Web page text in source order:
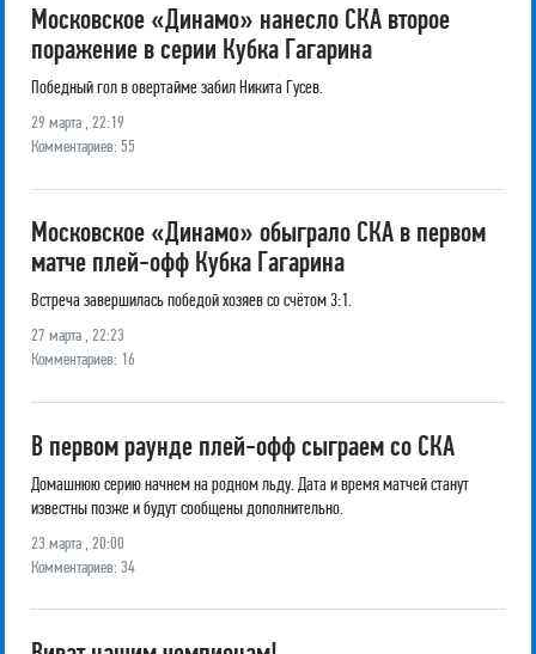
Московское «Динамо» нанесло СКА второе
поражение в серии Кубка Гагарина
Победный гол в овертайме забил Никита Гусев.
29 марта , 22:19
Комментариев: 55
Московское «Динамо» обыграло СКА в первом
матче плей-офф Кубка Гагарина
Встреча завершилась победой хозяев со счётом 3:1.
27 марта , 22:23
Комментариев: 16
В первом раунде плей-офф сыграем со СКА
Домашнюю серию начнем на родном льду. Дата и время матчей станут
известны позже и будут сообщены дополнительно.
23 марта , 20:00
Комментариев: 34